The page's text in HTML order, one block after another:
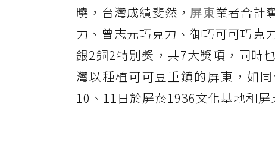
曉，台灣成績斐然， 屏東業者合計
力、曾志元巧克力、御巧可可巧克
銀2銅2特別獎，共7大獎項，同時
灣以種植可可豆重鎮的屏東，如
10、11日於屏菸1936文化基地和